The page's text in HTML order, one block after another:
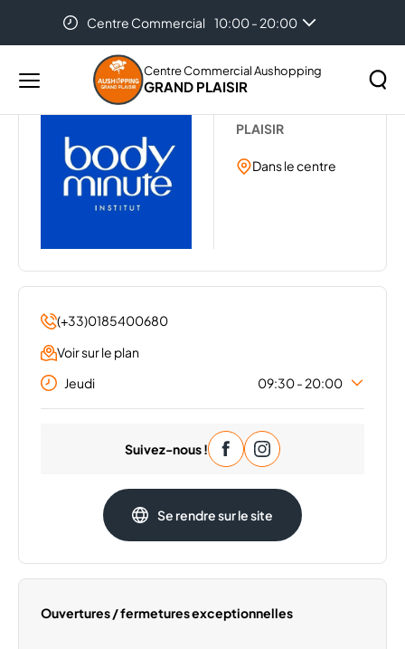
Centre Commercial 10:00 - 20:00
Auchan Plaisir 08:30 - 21:30
Menu
principal
Centre Commercial Aushopping
GRAND PLAISIR
... BODY' MINUTE
PLAISIR
Dans le centre
(+33)0185400680
Voir sur le plan
Jeudi
09:30 - 20:00
09:30 - 20:00
09:30 - 20:00
Vendredi
09:30 - 20:00
Samedi
09:30 - 20:00
Suivez-nous !
Se rendre sur le site
Ouvertures / fermetures exceptionnelles